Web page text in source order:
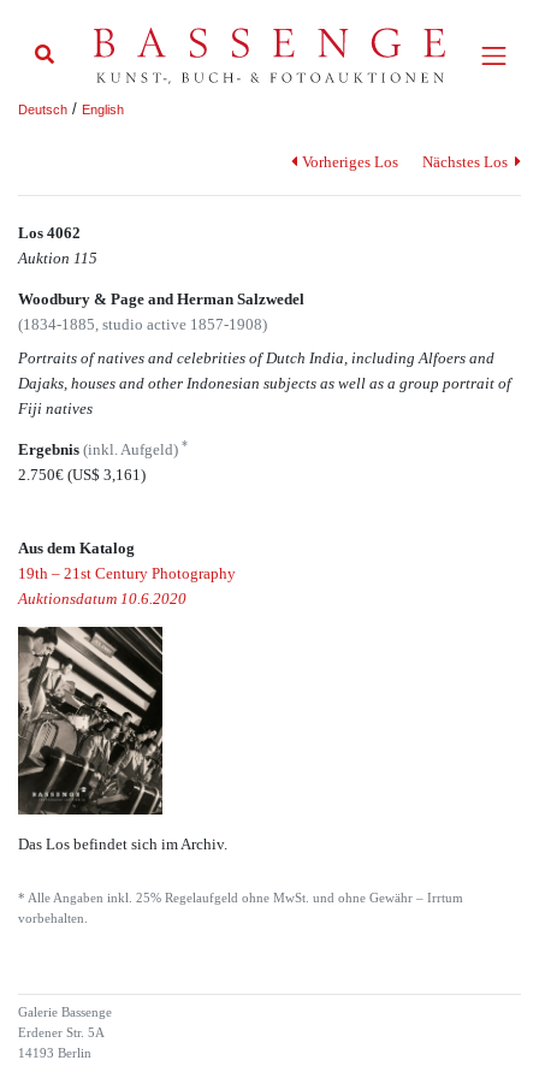
Deutsch / English
Vorheriges Los Nächstes Los
Los 4062
Auktion 115
Woodbury & Page and Herman Salzwedel
(1834-1885, studio active 1857-1908)
Portraits of natives and celebrities of Dutch India, including Alfoers and
Dajaks, houses and other Indonesian subjects as well as a group portrait of
Fiji natives
Ergebnis (inkl. Aufgeld) *
2.750€ (US$ 3,161)
Aus dem Katalog
19th – 21st Century Photography
Auktionsdatum 10.6.2020
Das Los befindet sich im Archiv.
* Alle Angaben inkl. 25% Regelaufgeld ohne MwSt. und ohne Gewähr – Irrtum
vorbehalten.
Galerie Bassenge
Erdener Str. 5A
14193 Berlin